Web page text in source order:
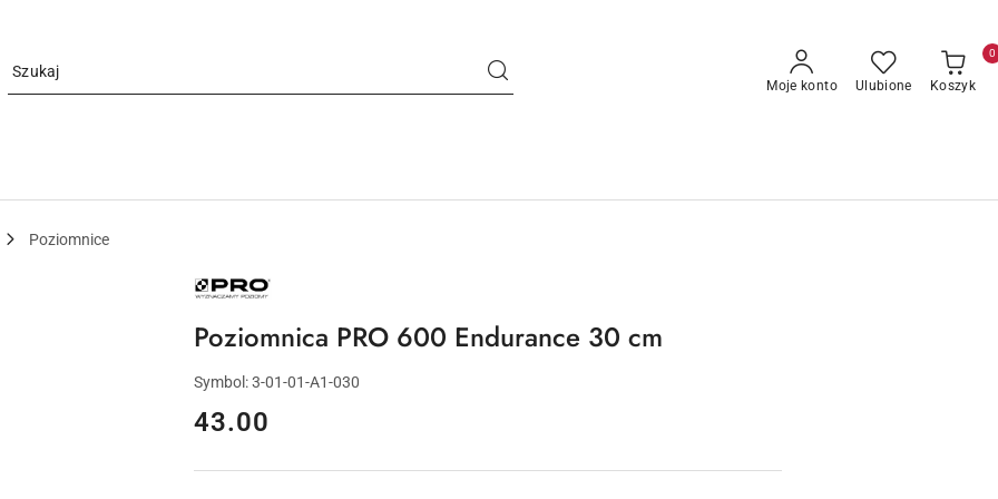
Moje konto Ulubione Koszyk
0
Poziomnice
NAZWA
PRODUCENTA:
Poziomnica PRO 600 Endurance 30 cm
Symbol:3-01-01-A1-030
cena:
43.00